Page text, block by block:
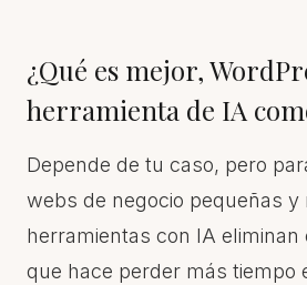
¿Qué es mejor,
herramienta de IA
Depende de tu caso, pero
webs de negocio pequeñas y
herramientas con IA eliminan
que hace perder más tiempo